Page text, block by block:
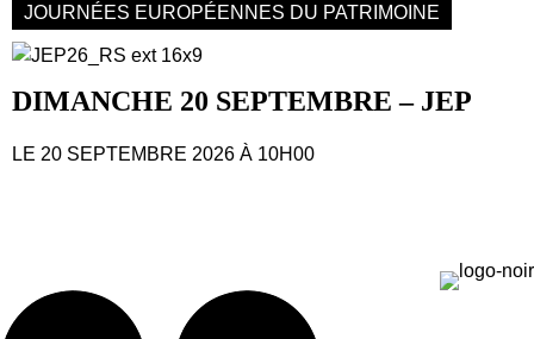
JOURNÉES EUROPÉENNES DU PATRIMOINE
DIMANCHE 20 SEPTEMBRE – JEP
LE 20 SEPTEMBRE 2026 À 10H00